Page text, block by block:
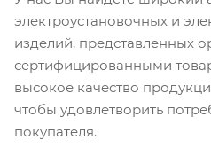
электроустановочных и
изделий, представленных
сертифицированными
высокое качество
чтобы удовлетворить
покупателя.